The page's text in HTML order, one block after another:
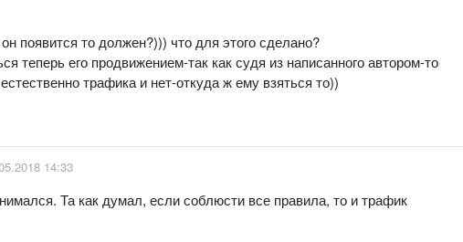
появится то должен?))) что для этого сделано?
теперь его продвижением-так как судя из написанного автором-то
трафика и нет-откуда ж ему взяться то))
14:33
Та как думал, если соблюсти все правила, то и трафик